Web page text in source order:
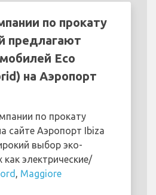
по прокату
предлагают
Eco
на Аэропорт
по прокату
сайте Аэропорт Ibiza
выбор эко-
электрические/
, Maggiore